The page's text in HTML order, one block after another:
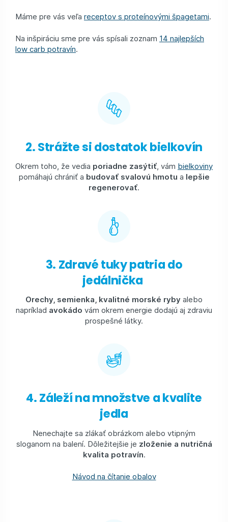
Máme pre vás veľa receptov s proteínovými špagetami.
Na inšpiráciu sme pre vás spísali zoznam 14 najlepších
low carb potravín.
2. Strážte si dostatok bielkovín
Okrem toho, že vedia poriadne zasýtiť , vám bielkoviny
pomáhajú chrániť a budovať svalovú hmotu a lepšie
regenerovať.
3. Zdravé tuky patria do
jedálnička
Orechy, semienka, kvalitné morské ryby alebo
napríklad avokádo vám okrem energie dodajú aj zdraviu
prospešné látky.
4. Záleží na množstve a kvalite
jedla
Nenechajte sa zlákať obrázkom alebo vtipným
sloganom na balení. Dôležitejšie je zloženie a nutričná
kvalita potravín.
Návod na čítanie obalov